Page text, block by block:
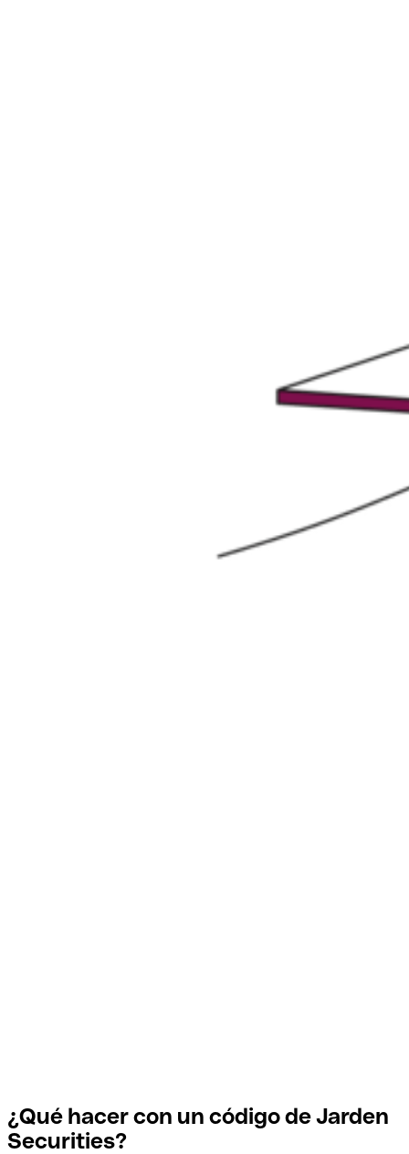
¿Qué hacer con un código de Jarden
Securities?